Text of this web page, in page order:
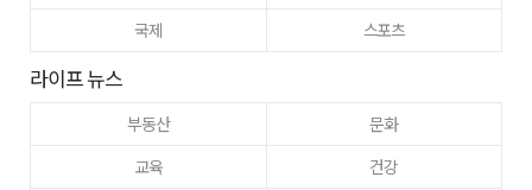
국제
스포츠
라이프 뉴스
부동산
문화
교육
건강